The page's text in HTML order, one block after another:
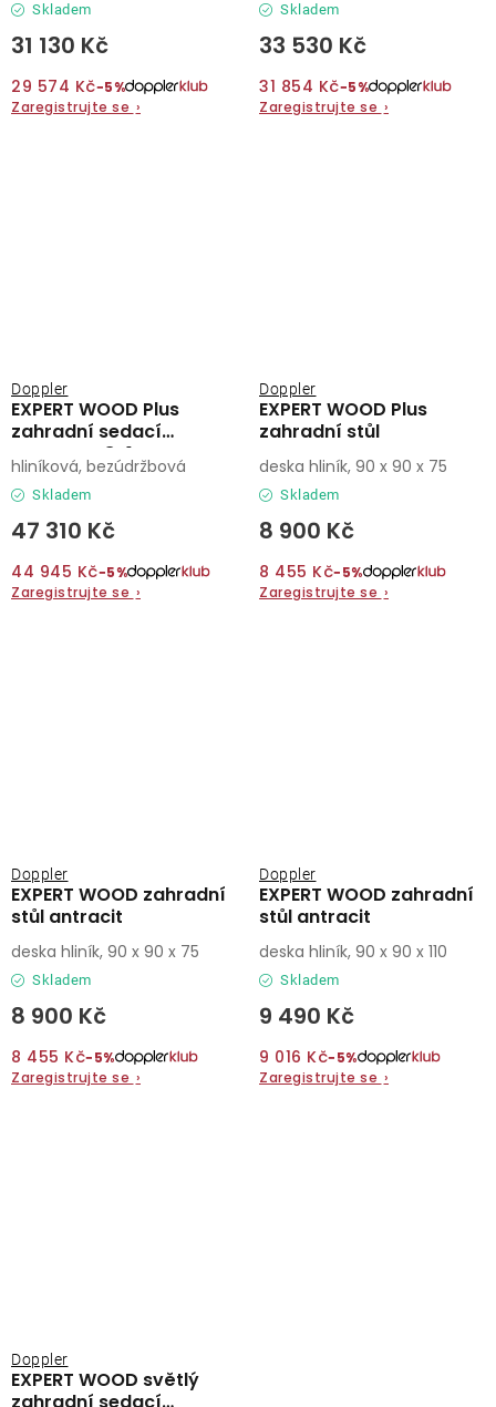
Skladem
31 130 Kč
29 574 Kč−5%
Zaregistrujte se ›
Skladem
33 530 Kč
31 854 Kč−5%
Zaregistrujte se ›
EXPERT WOOD Plus
zahradní sedací
souprava 8+1
Doppler
Skladem
47 310 Kč
44 945 Kč−5%
Zaregistrujte se ›
hliníková, bezúdržbová
EXPERT WOOD Plus
zahradní stůl
Doppler
Skladem
8 900 Kč
8 455 Kč−5%
Zaregistrujte se ›
deska hliník, 90 x 90 x 75
EXPERT WOOD zahradní
stůl antracit
Doppler
Skladem
8 900 Kč
8 455 Kč−5%
Zaregistrujte se ›
deska hliník, 90 x 90 x 75
EXPERT WOOD zahradní
stůl antracit
Doppler
Skladem
9 490 Kč
9 016 Kč−5%
Zaregistrujte se ›
deska hliník, 90 x 90 x 110
EXPERT WOOD světlý
Doppler